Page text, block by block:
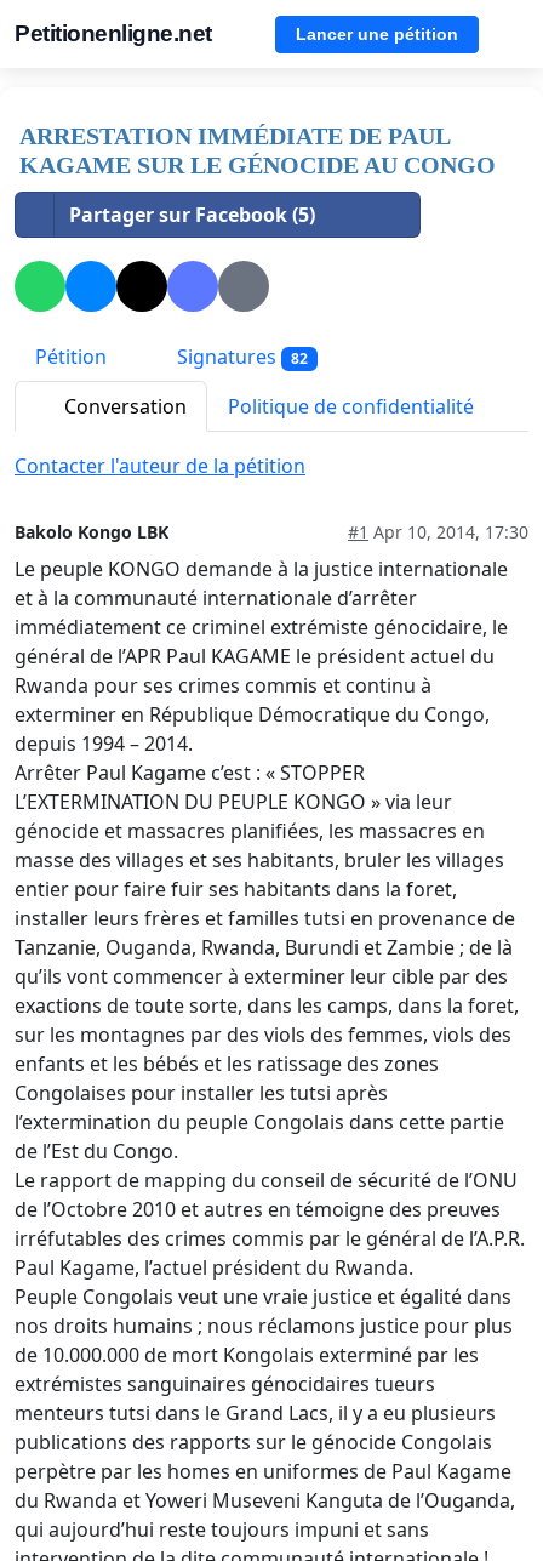
Petitionenligne.net Lancer une pétition
ARRESTATION IMMÉDIATE DE PAUL
KAGAME SUR LE GÉNOCIDE AU CONGO
Partager sur Facebook (5)
Pétition Signatures 82
Conversation Politique de confidentialité
Contacter l'auteur de la pétition
Bakolo Kongo LBK #1 Apr 10, 2014, 17:30
Le peuple KONGO demande à la justice internationale
et à la communauté internationale d’arrêter
immédiatement ce criminel extrémiste génocidaire, le
général de l’APR Paul KAGAME le président actuel du
Rwanda pour ses crimes commis et continu à
exterminer en République Démocratique du Congo,
depuis 1994 – 2014.
Arrêter Paul Kagame c’est : « STOPPER
L’EXTERMINATION DU PEUPLE KONGO » via leur
génocide et massacres planifiées, les massacres en
masse des villages et ses habitants, bruler les villages
entier pour faire fuir ses habitants dans la foret,
installer leurs frères et familles tutsi en provenance de
Tanzanie, Ouganda, Rwanda, Burundi et Zambie ; de là
qu’ils vont commencer à exterminer leur cible par des
exactions de toute sorte, dans les camps, dans la foret,
sur les montagnes par des viols des femmes, viols des
enfants et les bébés et les ratissage des zones
Congolaises pour installer les tutsi après
l’extermination du peuple Congolais dans cette partie
de l’Est du Congo.
Le rapport de mapping du conseil de sécurité de l’ONU
de l’Octobre 2010 et autres en témoigne des preuves
irréfutables des crimes commis par le général de l’A.P.R.
Paul Kagame, l’actuel président du Rwanda.
Peuple Congolais veut une vraie justice et égalité dans
nos droits humains ; nous réclamons justice pour plus
de 10.000.000 de mort Kongolais exterminé par les
extrémistes sanguinaires génocidaires tueurs
menteurs tutsi dans le Grand Lacs, il y a eu plusieurs
publications des rapports sur le génocide Congolais
perpètre par les homes en uniformes de Paul Kagame
du Rwanda et Yoweri Museveni Kanguta de l’Ouganda,
qui aujourd’hui reste toujours impuni et sans